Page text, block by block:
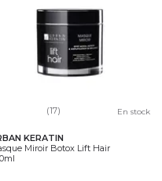
(17) En stock
KERATIN
Miroir Botox Lift Hair